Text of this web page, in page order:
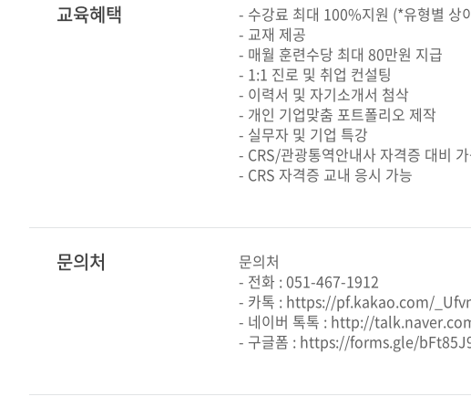
교육혜택
- 수강료 최대 100%지원 (*유형별 상
- 교재 제공
- 매월 훈련수당 최대 80만원 지급
- 1:1 진로 및 취업 컨설팅
- 이력서 및 자기소개서 첨삭
- 개인 기업맞춤 포트폴리오 제작
- 실무자 및 기업 특강
- CRS/관광통역안내사 자격증 대비
- CRS 자격증 교내 응시 가능
문의처
문의처
- 전화 : 051-467-1912
- 카톡 : https://pf.kakao.com/
- 네이버 톡톡 : http://
- 구글폼 : https://forms.gle/